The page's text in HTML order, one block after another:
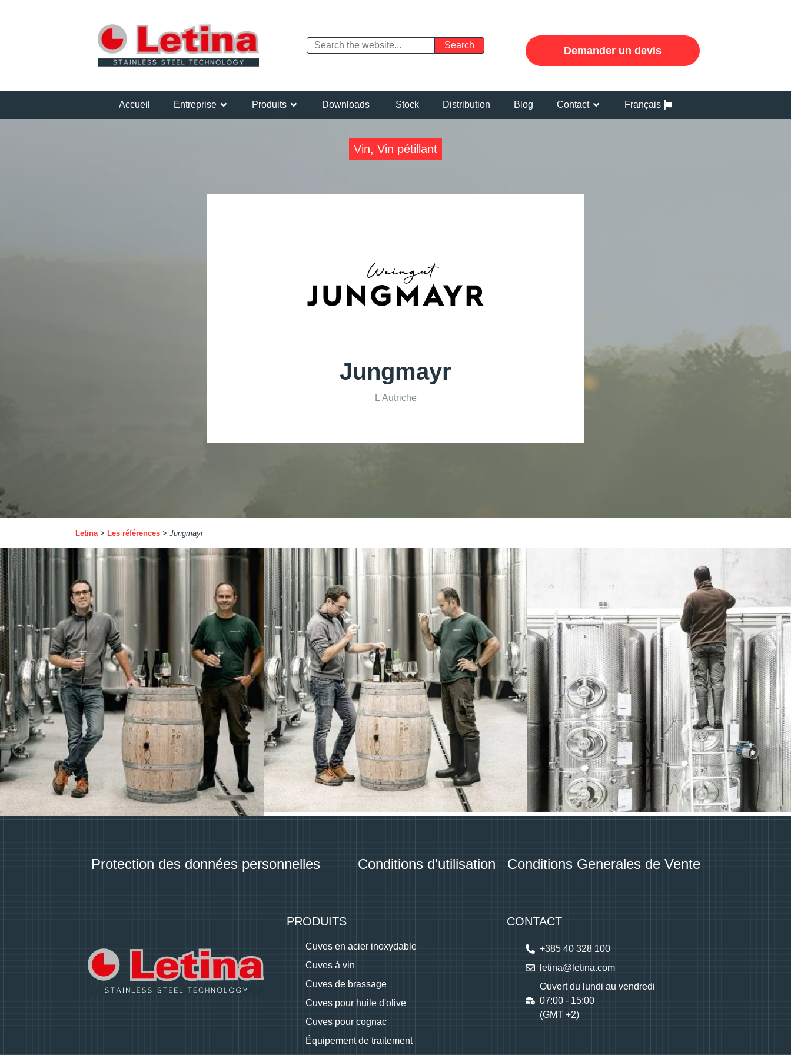
Demander un devis
Accueil Entreprise Produits Downloads Stock Distribution Blog Contact Français
Vin, Vin pétillant
Jungmayr
L'Autriche
Letina> Les références > Jungmayr
Protection des données personnelles Conditions d'utilisation Conditions Generales de Vente
PRODUITS
Cuves en acier inoxydable
Cuves à vin
Cuves de brassage
Cuves pour huile d'olive
Cuves pour cognac
Équipement de traitement
CONTACT
+385 40 328 100
letina@letina.com
Ouvert du lundi au vendredi
07:00 - 15:00
(GMT +2)